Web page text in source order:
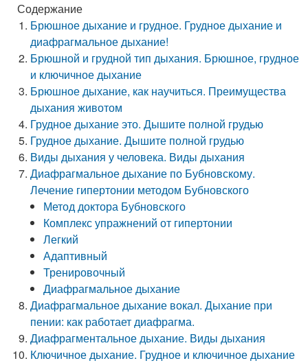
Содержание
Брюшное дыхание и грудное. Грудное дыхание и
диафрагмальное дыхание!
Брюшной и грудной тип дыхания. Брюшное, грудное
и ключичное дыхание
Брюшное дыхание, как научиться. Преимущества
дыхания животом
Грудное дыхание это. Дышите полной грудью
Грудное дыхание. Дышите полной грудью
Виды дыхания у человека. Виды дыхания
Диафрагмальное дыхание по Бубновскому.
Лечение гипертонии методом Бубновского
Метод доктора Бубновского
Комплекс упражнений от гипертонии
Легкий
Адаптивный
Тренировочный
Диафрагмальное дыхание
Диафрагмальное дыхание вокал. Дыхание при
пении: как работает диафрагма.
Диафрагментальное дыхание. Виды дыхания
Ключичное дыхание. Грудное и ключичное дыхание